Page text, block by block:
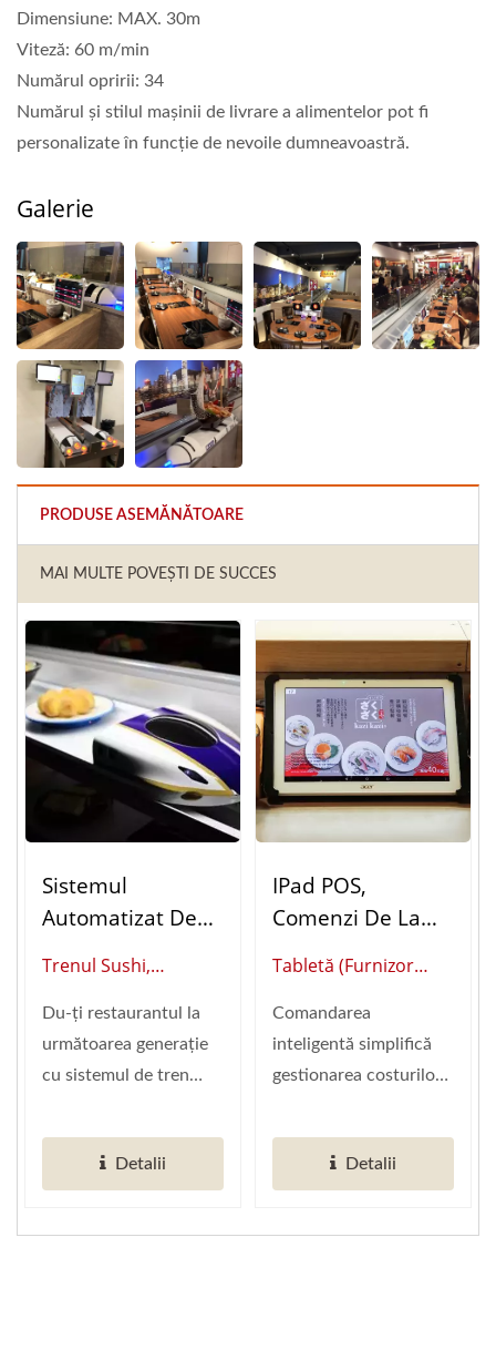
Dimensiune: MAX. 30m
Viteză: 60 m/min
Numărul opririi: 34
Numărul și stilul mașinii de livrare a alimentelor pot fi
personalizate în funcție de nevoile dumneavoastră.
Galerie
PRODUSE ASEMĂNĂTOARE
MAI MULTE POVEȘTI DE SUCCES
Sistemul
Automatizat De
Livrare A
Alimentelor
Shinkansen (Tren
Sushi)
Trenul Sushi,
Global De
Automatizare A
Du-ți restaurantul la
următoarea generație
cu sistemul de tren
sushi...
Detalii
IPad POS,
Comenzi De La
Masă (Sistem De
Comandă De La
Masă)
Tabletă (Furnizor
Restaurantelor
Inteligente)
Comandarea
inteligentă simplifică
gestionarea costurilor
efort...
Detalii